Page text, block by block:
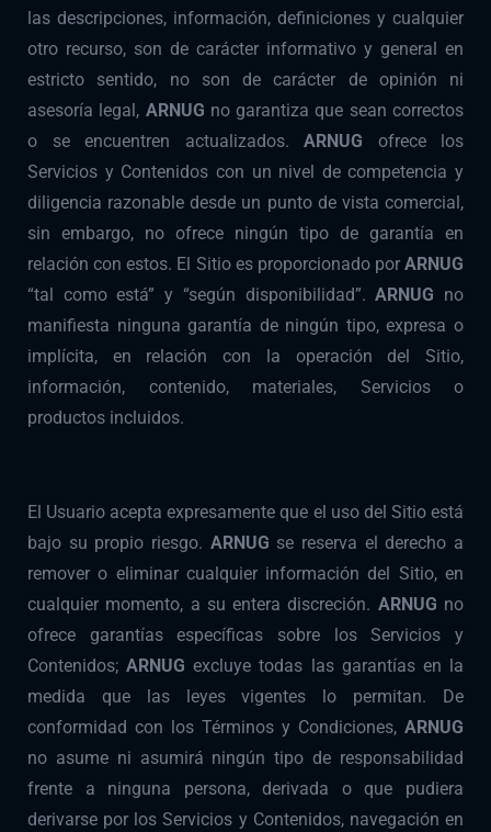
las descripciones, información, definiciones y cualquier
otro recurso, son de carácter informativo y general en
estricto sentido, no son de carácter de opinión ni
asesoría legal, ARNUG no garantiza que sean correctos
o se encuentren actualizados. ARNUG ofrece los
Servicios y Contenidos con un nivel de competencia y
diligencia razonable desde un punto de vista comercial,
sin embargo, no ofrece ningún tipo de garantía en
relación con estos. El Sitio es proporcionado por ARNUG
“tal como está” y “según disponibilidad”.ARNUG no
manifiesta ninguna garantía de ningún tipo, expresa o
implícita, en relación con la operación del Sitio,
información, contenido, materiales, Servicios o
productos incluidos.
El Usuario acepta expresamente que el uso del Sitio está
bajo su propio riesgo. ARNUG se reserva el derecho a
remover o eliminar cualquier información del Sitio, en
cualquier momento, a su entera discreción. ARNUG no
ofrece garantías específicas sobre los Servicios y
Contenidos;ARNUGexcluye todas las garantías en la
medida que las leyes vigentes lo permitan. De
conformidad con los Términos y Condiciones, ARNUG
no asume ni asumirá ningún tipo de responsabilidad
frente a ninguna persona, derivada o que pudiera
derivarse por los Servicios y Contenidos, navegación en